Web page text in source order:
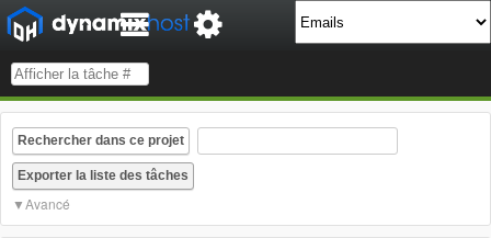
Rechercher dans ce projet
Avancé